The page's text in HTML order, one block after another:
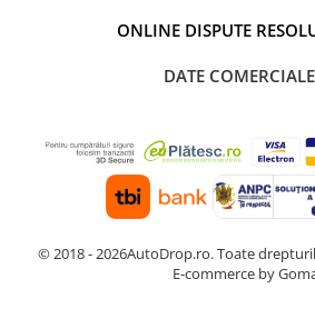
ONLINE DISPUTE
DATE COMERCIALE
© 2018 - 2026AutoDrop.ro. Toate
E-commerce by